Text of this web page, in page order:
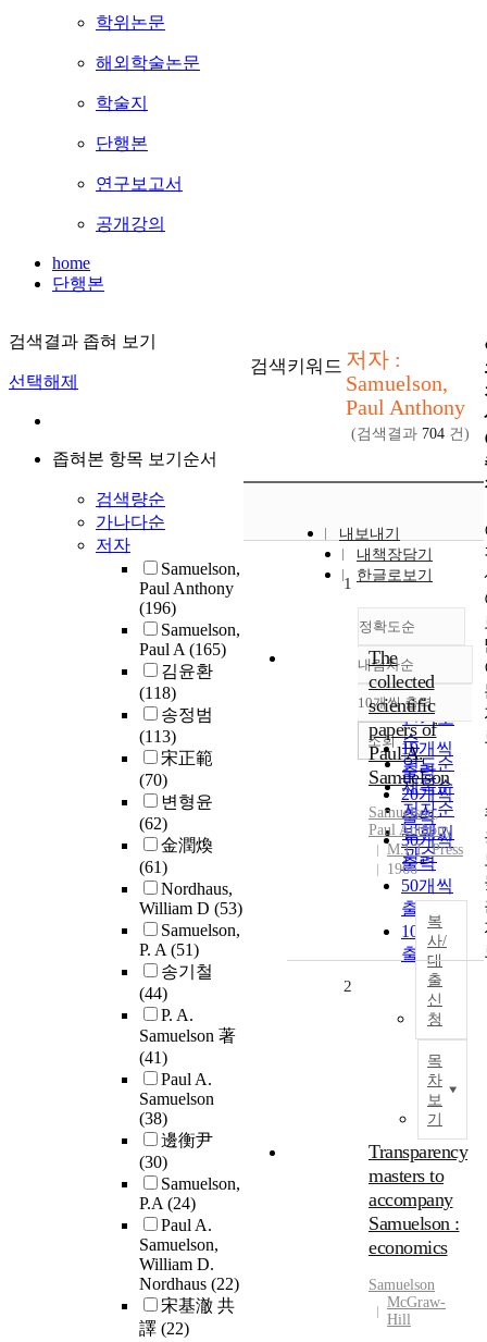
학위논문
해외학술논문
학술지
단행본
연구보고서
공개강의
home
단행본
검색결과 좁혀 보기
선택해제
좁혀본 항목 보기순서
검색량순
가나다순
저자
Samuelson,
Paul Anthony
(196)
Samuelson,
Paul A(165)
김윤환
(118)
송정범
(113)
宋正範
(70)
변형윤
(62)
金潤煥
(61)
Nordhaus,
William D (53)
Samuelson,
P. A(51)
송기철
(44)
P. A.
Samuelson 著
(41)
Paul A.
Samuelson
(38)
邊衡尹
(30)
Samuelson,
P.A(24)
Paul A.
Samuelson,
William D.
Nordhaus (22)
宋基澈 共
譯 (22)
검색키워드 저자 :
Samuelson,
Paul Anthony
(검색결과 704 건)
내보내기
내책장담기
한글로보기
정확도순
정확도
순
인기도
순
연도순
제목순
저자순
발행기
관순
내림차순
내림차순
10개씩 출력
10개씩
출력
20개씩
출력
30개씩
출력
50개씩
출력
100개씩
출력
조회
1
The
collected
scientific
papers of
Paul A.
Samuelson
Samuelson,
Paul Anthony
M.I.T. Press
1966
복
사/
대
출
신
청
목
차
보
기
2
Transparency
masters to
accompany
Samuelson :
economics
Samuelson
McGraw-
Hill